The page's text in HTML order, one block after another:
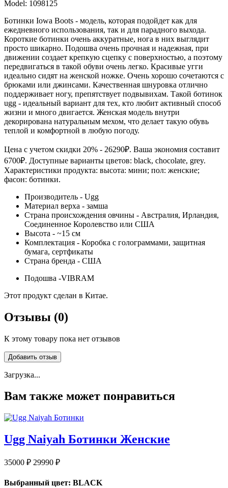
Model: 1098125
Ботинки Iowa Boots - модель, которая подойдет как для
ежедневного использования, так и для парадного выхода.
Короткие ботинки очень аккуратные, нога в них выглядит
просто шикарно. Подошва очень прочная и надежная, при
движении создает крепкую сцепку с поверхностью, а поэтому
передвигаться в такой обуви очень легко. Красивые угги
идеально сидят на женской ножке. Очень хорошо сочетаются с
брюками или джинсами. Качественная шнуровка отлично
поддерживает ногу, препятствует подвывихам. Такой ботинок
ugg - идеальный вариант для тех, кто любит активный способ
жизни и много двигается. Женская модель внутри
декорирована натуральным мехом, что делает такую обувь
теплой и комфортной в любую погоду.
Цена с учетом скидки 20% - 26290₽. Ваша экономия составит
6700₽. Доступные варианты цветов: black, chocolate, grey.
Характеристики продукта: высота: мини; пол: женские;
фасон: ботинки.
Производитель - Ugg
Материал верха - замша
Страна происхождения овчины - Австралия, Ирландия,
Соединенное Королевство или США
Высота - ~15 см
Комплектация - Коробка с голограммами, защитная
бумага, сертфикаты
Страна бренда - США
Подошва -VIBRAM
Этот продукт сделан в Китае.
Отзывы (0)
К этому товару пока нет отзывов
Добавить отзыв
Загрузка...
Вам также может понравиться
Ugg Naiyah Ботинки Женские
35000 ₽ 29990 ₽
Выбранный цвет: BLACK